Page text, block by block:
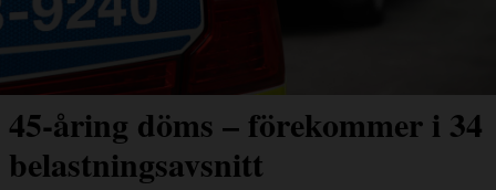
45-åring döms – förekommer i 34
belastningsavsnitt